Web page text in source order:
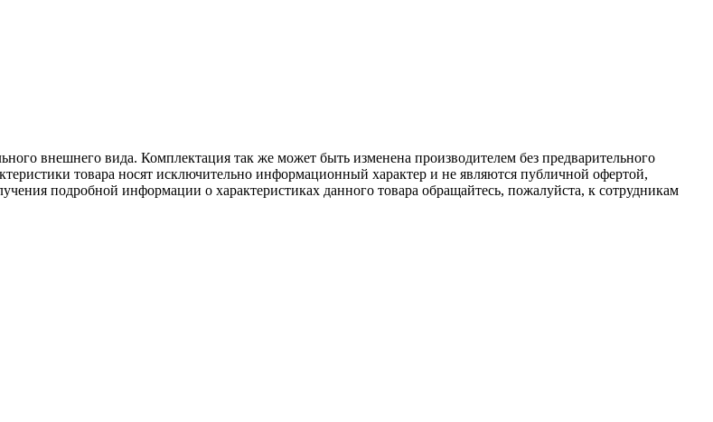
внешнего вида. Комплектация так же может быть изменена производителем без предварительного
товара носят исключительно информационный характер и не являются публичной офертой,
подробной информации о характеристиках данного товара обращайтесь, пожалуйста, к сотрудникам